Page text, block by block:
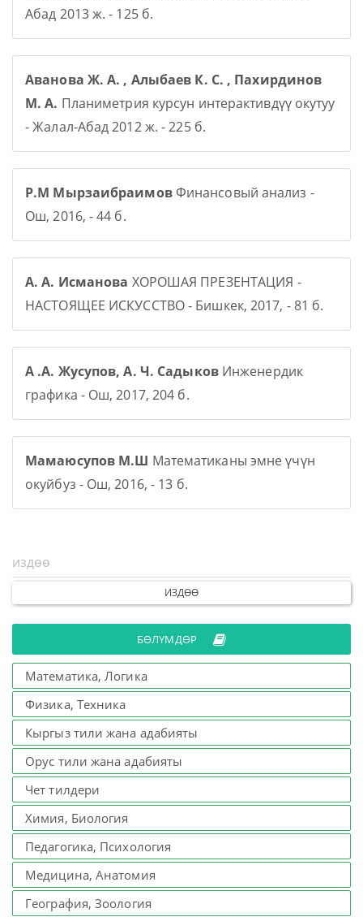
Абад 2013 ж. - 125 б.
Аванова Ж. А. , Алыбаев К. С. , Пахирдинов
М. А. Планиметрия курсун интерактивдүү окутуу
- Жалал-Абад 2012 ж. - 225 б.
Р.М МырзаибраимовФинансовый анализ -
Ош, 2016, - 44 б.
А. А. Исманова ХОРОШАЯ ПРЕЗЕНТАЦИЯ -
НАСТОЯЩЕЕ ИСКУССТВО - Бишкек, 2017, - 81 б.
А .А. Жусупов, А. Ч. Садыков Инженердик
графика - Ош, 2017, 204 б.
Мамаюсупов М.Ш Математиканы эмне үчүн
окуйбуз - Ош, 2016, - 13 б.
ИЗДӨӨ
БӨЛҮМДӨР
Математика, Логика
Физика, Техника
Кыргыз тили жана адабияты
Орус тили жана адабияты
Чет тилдери
Химия, Биология
Педагогика, Психология
Медицина, Анатомия
География, Зоология